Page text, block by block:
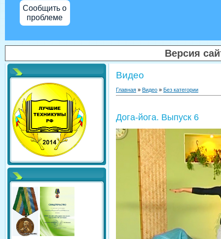
Сообщить о
проблеме
Версия
Видео
Главная » Видео » Без категории
Дога-йога. Выпуск 6